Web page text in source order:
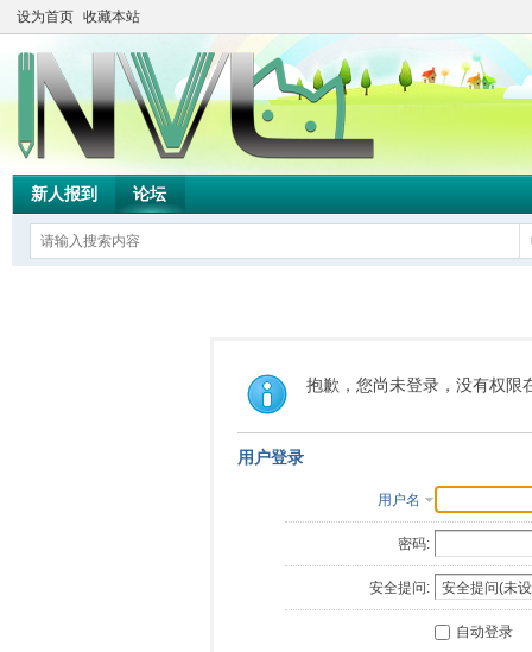
设为首页 收藏本站
新人报到 论坛
抱歉，您尚未登录，没有权限
用户登录
用户名
密码:
安全提问:
自动登录